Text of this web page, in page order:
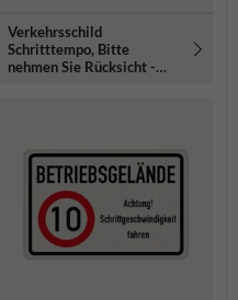
Verkehrsschild
Schritttempo, Bitte
nehmen Sie Rücksicht -